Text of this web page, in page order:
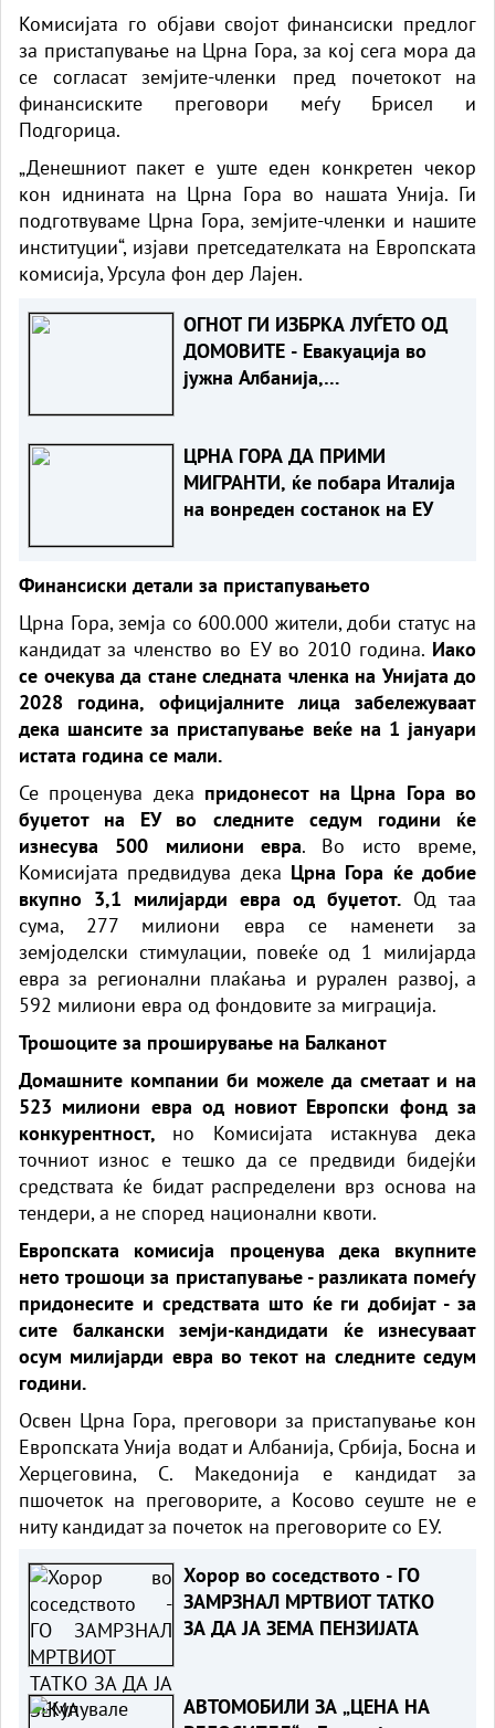
Комисијата го објави својот финансиски предлог
за пристапување на Црна Гора, за кој сега мора да
се согласат земјите-членки пред почетокот на
финансиските преговори меѓу Брисел и
Подгорица.
„Денешниот пакет е уште еден конкретен чекор
кон иднината на Црна Гора во нашата Унија. Ги
подготвуваме Црна Гора, земјите-членки и нашите
институции“, изјави претседателката на Европската
комисија, Урсула фон дер Лајен.
ОГНОТ ГИ ИЗБРКА ЛУЃЕТО ОД
ДОМОВИТЕ - Евакуација во
јужна Албанија,
ЦРНА ГОРА ДА ПРИМИ
МИГРАНТИ, ќе побара Италија
на вонреден состанок на ЕУ
Финансиски детали за пристапувањето
Црна Гора, земја со 600.000 жители, доби статус на
кандидат за членство во ЕУ во 2010 година. Иако
се очекува да стане следната членка на Унијата до
2028 година, официјалните лица забележуваат
дека шансите за пристапување веќе на 1 јануари
истата година се мали.
Се проценува дека придонесот на Црна Гора во
буџетот на ЕУ во следните седум години ќе
изнесува 500 милиони евра. Во исто време,
Комисијата предвидува дека Црна Гора ќе добие
вкупно 3,1 милијарди евра од буџетот. Од таа
сума, 277 милиони евра се наменети за
земјоделски стимулации, повеќе од 1 милијарда
евра за регионални плаќања и рурален развој, а
592 милиони евра од фондовите за миграција.
Трошоците за проширување на Балканот
Домашните компании би можеле да сметаат и на
523 милиони евра од новиот Европски фонд за
конкурентност, но Комисијата истакнува дека
точниот износ е тешко да се предвиди бидејќи
средствата ќе бидат распределени врз основа на
тендери, а не според национални квоти.
Европската комисија проценува дека вкупните
нето трошоци за пристапување - разликата помеѓу
придонесите и средствата што ќе ги добијат - за
сите балкански земји-кандидати ќе изнесуваат
осум милијарди евра во текот на следните седум
години.
Освен Црна Гора, преговори за пристапување кон
Европската Унија водат и Албанија, Србија, Босна и
Херцеговина, С. Македонија е кандидат за
пшочеток на преговорите, а Косово сеуште не е
ниту кандидат за почеток на преговорите со ЕУ.
Хорор во соседството - ГО
ЗАМРЗНАЛ МРТВИОТ ТАТКО
ЗА ДА ЈА ЗЕМА ПЕНЗИЈАТА
АВТОМОБИЛИ ЗА „ЦЕНА НА